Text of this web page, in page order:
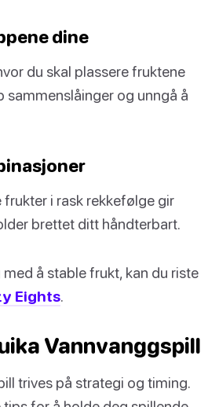
dine
du skal plassere fruktene
sammenslåinger og unngå å
frukter i rask rekkefølge gir
brettet ditt håndterbart.
å stable frukt, kan du riste
Eights.
Vannvanggspill
trives på strategi og timing.